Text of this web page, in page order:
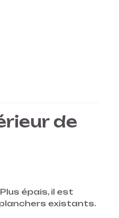
de
épais, il est
existants.